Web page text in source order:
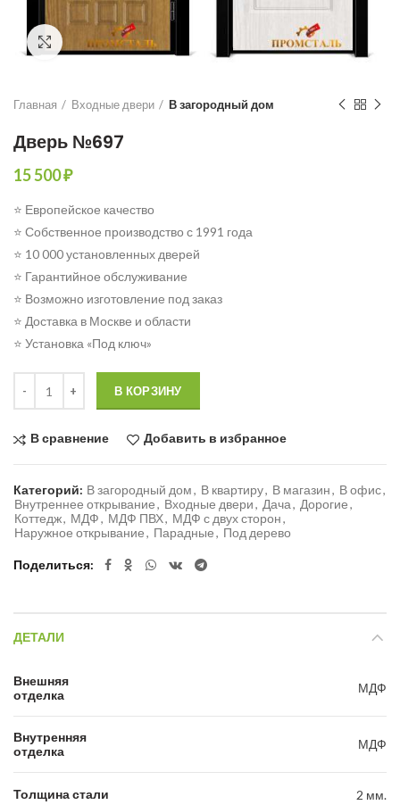
Click to enlarge
Главная Входные двери В загородный дом
Дверь №697
15 500₽
⭐ Европейское качество
⭐ Собственное производство с 1991 года
⭐ 10 000 установленных дверей
⭐ Гарантийное обслуживание
⭐ Возможно изготовление под заказ
⭐ Доставка в Москве и области
⭐ Установка «Под ключ»
В КОРЗИНУ
В сравнение Добавить в избранное
Категорий: В загородный дом, В квартиру, В магазин, В офис,
Внутреннее открывание, Входные двери, Дача, Дорогие,
Коттедж, МДФ, МДФ ПВХ, МДФ с двух сторон,
Наружное открывание, Парадные, Под дерево
Поделиться
ДЕТАЛИ
Внешняя
отделка
МДФ
Внутренняя
отделка
МДФ
Толщина стали 2 мм.